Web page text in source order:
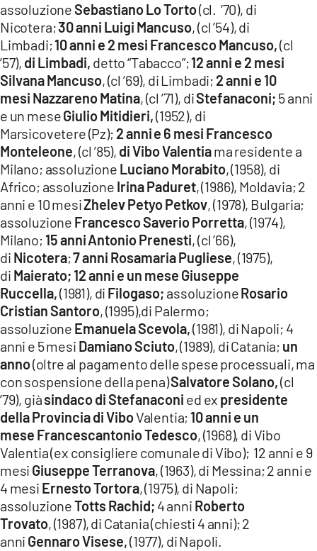
assoluzioneSebastiano Lo Torto(cl. ’70), di
Nicotera;30 anni Luigi Mancuso, (cl ’54), di
Limbadi;10 anni e 2 mesi Francesco Mancuso,(cl
’57), di Limbadi, detto “Tabacco”;12 anni e 2 mesi
Silvana Mancuso, (cl ’69), di Limbadi; 2 anni e 10
mesi Nazzareno Matina, (cl ’71), diStefanaconi; 5 anni
e un meseGiulio Mitidieri,(1952), di
Marsicovetere (Pz); 2 annie 6 mesi Francesco
Monteleone, (cl ’85), di Vibo Valentiama residente a
Milano; assoluzione Luciano Morabito, (1958), di
Africo; assoluzione Irina Paduret, (1986), Moldavia; 2
anni e 10 mesiZhelev Petyo Petkov, (1978), Bulgaria;
assoluzione Francesco Saverio Porretta, (1974),
Milano; 15 anniAntonio Prenesti, (cl ’66),
di Nicotera;7 anni Rosamaria Pugliese, (1975),
di Maierato; 12 anni e un mese Giuseppe
Ruccella,(1981), di Filogaso; assoluzioneRosario
Cristian Santoro, (1995),di Palermo;
assoluzione Emanuela Scevola,(1981), di Napoli; 4
anni e 5 mesi Damiano Sciuto, (1989), di Catania; un
anno(oltre al pagamento delle spese processuali, ma
con sospensione della pena)Salvatore Solano,(cl
’79), giàsindaco di Stefanaconi ed ex presidente
della Provincia di ViboValentia; 10 anni e un
mese Francescantonio Tedesco, (1968), di Vibo
Valentia (ex consigliere comunale di Vibo); 12 anni e 9
mesi Giuseppe Terranova, (1963), di Messina; 2 anni e
4 mesi Ernesto Tortora, (1975), di Napoli;
assoluzioneTotts Rachid; 4 anni Roberto
Trovato, (1987), di Catania (chiesti 4 anni); 2
anni Gennaro Visese,(1977), di Napoli.